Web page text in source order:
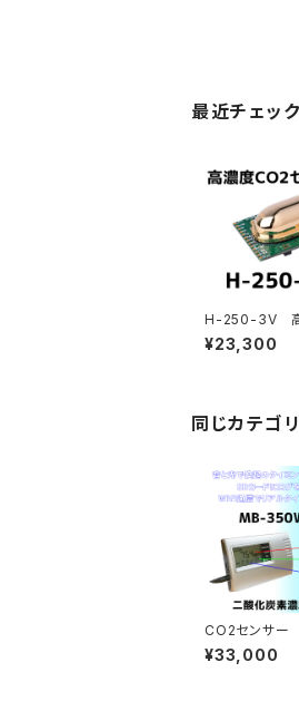
最近チェッ
H-250-3V
O2センサー
¥23,300
同じカテゴ
CO2センサー
炭素濃度計
WD
¥33,000